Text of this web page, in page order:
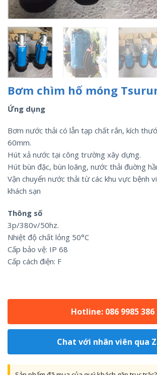
Bơm chìm hố móng
Ứng dụng
Bơm nước thải có lẫn tạp chất rắn, kích
60mm.
Hút xả nước tại công trường xây dựng.
Hút bùn đặc, bùn loãng, nước thải đuờng
Vận chuyển nước thải từ các khu vực bệnh
khách sạn
Thông số
3p/380v/50hz.
Nhiệt độ chất lỏng 50°C
Cấp bảo vệ: IP 68
Cấp cách điện: F
Hotline: 086 9985 386
Chat với nhân viên qua